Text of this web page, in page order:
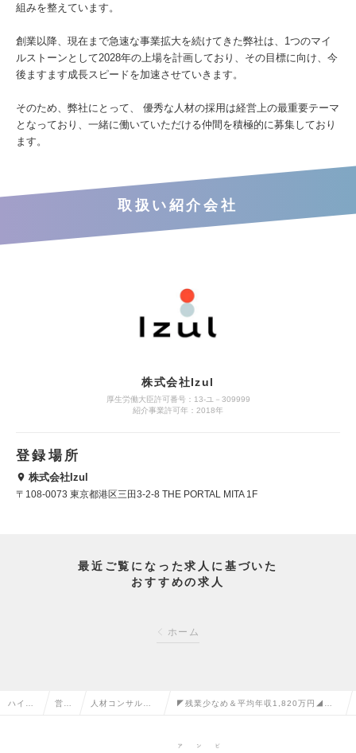
組みを整えています。
創業以降、現在まで急速な事業拡大を続けてきた弊社は、1つのマイ
ルストーンとして2028年の上場を計画しており、その目標に向け、今
後ますます成長スピードを加速させていきます。
そのため、弊社にとって、 優秀な人材の採用は経営上の最重要テーマ
となっており、一緒に働いていただける仲間を積極的に募集しており
ます。
取扱い紹介会社
株式会社Izul
厚生労働大臣許可番号：13-ユ－309999
紹介事業許可年：2018年
登録場所
株式会社Izul
〒108-0073 東京都港区三田3-2-8 THE PORTAL MITA 1F
最近ご覧になった求人に基づいた
おすすめの求人
ホーム
ハイク 営業 人材コンサルタ ◤残業少なめ＆平均年収1,820万円◢ 未